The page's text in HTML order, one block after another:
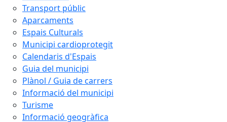
Transport públic
Aparcaments
Espais Culturals
Municipi cardioprotegit
Calendaris d'Espais
Guia del municipi
Plànol / Guia de carrers
Informació del municipi
Turisme
Informació geogràfica